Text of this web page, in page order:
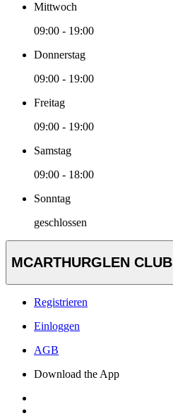
Mittwoch
09:00 - 19:00
Donnerstag
09:00 - 19:00
Freitag
09:00 - 19:00
Samstag
09:00 - 18:00
Sonntag
geschlossen
MCARTHURGLEN CLUB
Registrieren
Einloggen
AGB
Download the App